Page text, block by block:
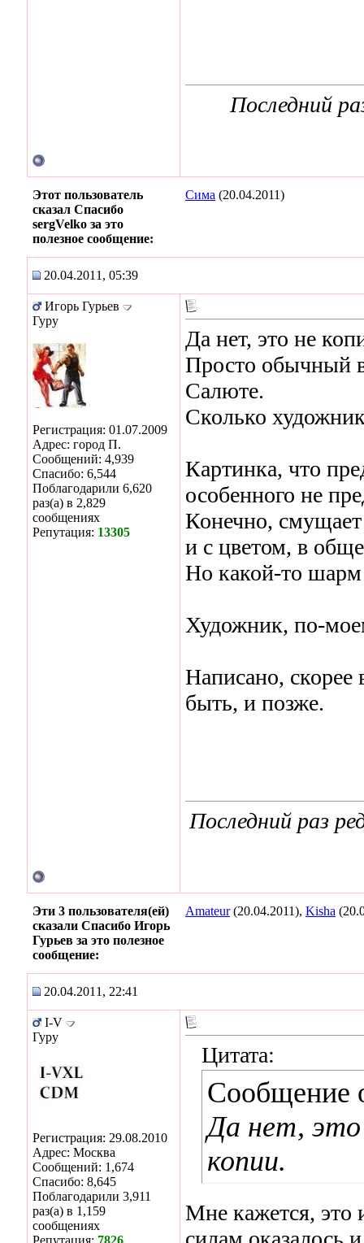
Последний
Этот пользователь
сказал Спасибо
sergVelko за это
полезное сообщение:
Сима (20.04.2011)
20.04.2011, 05:39
Игорь Гурьев
Гуру
Регистрация: 01.07.2009
Адрес: город П.
Сообщений: 4,939
Спасибо: 6,544
Поблагодарили 6,620
раз(а) в 2,829
сообщениях
Репутация: 13305
Да нет, это не
Просто обычный
Салюте.
Сколько
Картинка, что
особенного не
Конечно, смущает
и с цветом, в
Но какой-то шарм
Художник, по-
Написано, скорее
быть, и позже.
Последний раз
Эти 3 пользователя(ей)
сказали Спасибо Игорь
Гурьев за это полезное
сообщение:
Amateur(20.04.2011), Kisha
20.04.2011, 22:41
I-V
Гуру
Регистрация: 29.08.2010
Адрес: Москва
Сообщений: 1,674
Спасибо: 8,645
Поблагодарили 3,911
раз(а) в 1,159
сообщениях
Репутация: 7826
Цитата:
Сообщение
Да нет, это
копии.
Мне кажется, это